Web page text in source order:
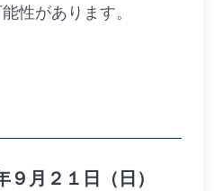
性があります。
９月２１日（日）